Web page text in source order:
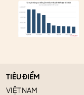
TIÊU ĐIỂM
VIỆT NAM